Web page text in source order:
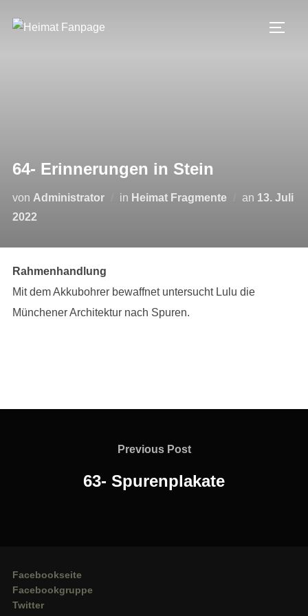
Inhalt
64- Erinnerungen in Stein
von Administrator in Heimat Fragmente an 13. Juli
2022
Rahmenhandlung
Mit dem Akkubohrer bewaffnet untersucht Lulu die
Münchener Architektur nach Spuren.
Previous
Previous Post
63- Spurenplakate
Facebookseite
Facebookgruppe
Twitter